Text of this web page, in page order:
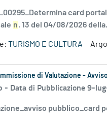
card
n. 13 del 04/08/2026
TURISMO E CULTURA
di Valutazione -
- Data di Pubblicazione 9-
pubblico_card